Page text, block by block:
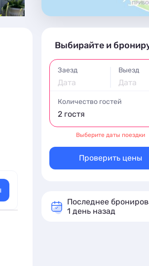
Выбирайте и
Заезд
Дата
Выезд
Дата
Количество гостей
2 гостя
Выберите даты поездки
Проверить цены
Последнее
1 день назад